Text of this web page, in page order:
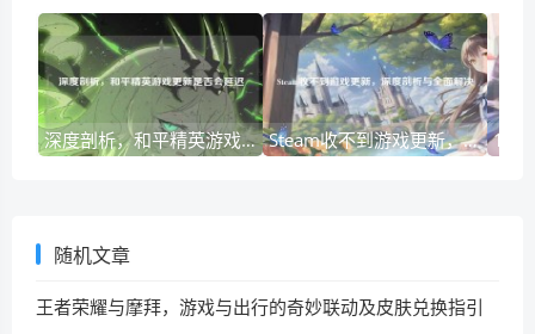
深度剖析，和平精英游戏更新是否会延迟 Steam收不到游戏更新，深度剖析与全面解决
随机文章
王者荣耀与摩拜，游戏与出行的奇妙联动及皮肤兑换指引